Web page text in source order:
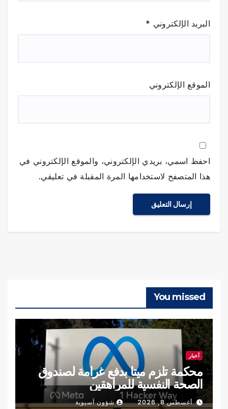
البريد الإلكتروني *
الموقع الإلكتروني
احفظ اسمي، بريدي الإلكتروني، والموقع الإلكتروني في
هذا المتصفح لاستخدامها المرة المقبلة في تعليقي.
You missed
أخبار
محكمة تلزم ميتا بدفع غرامة لصندوق
الصحة النفسية للمراهقين
أغسطس 8, 2026 شؤون آسيوية